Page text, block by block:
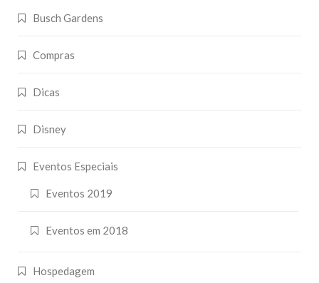
Busch Gardens
Compras
Dicas
Disney
Eventos Especiais
Eventos 2019
Eventos em 2018
Hospedagem